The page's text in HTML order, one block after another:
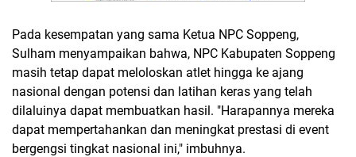
Pada kesempatan yang sama Ketua NPC Soppeng,
Sulham menyampaikan bahwa, NPC Kabupaten Soppeng
masih tetap dapat meloloskan atlet hingga ke ajang
nasional dengan potensi dan latihan keras yang telah
dilaluinya dapat membuatkan hasil. "Harapannya mereka
dapat mempertahankan dan meningkat prestasi di event
bergengsi tingkat nasional ini," imbuhnya.